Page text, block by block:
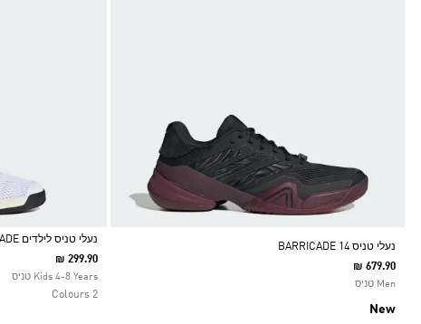
נעלי טניס BARRICADE 14
₪ 679.90
Men טניס
New
Selected
נעלי טניס לילדים BARRICADE
₪ 299.90
Kids 4-8 Years טניס
2 Colours